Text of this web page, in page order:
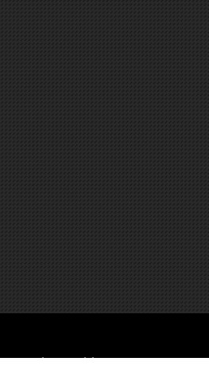
yorumlanmamalıdır.